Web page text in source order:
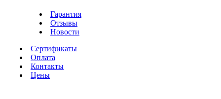
Гарантия
Отзывы
Новости
Сертификаты
Оплата
Контакты
Цены